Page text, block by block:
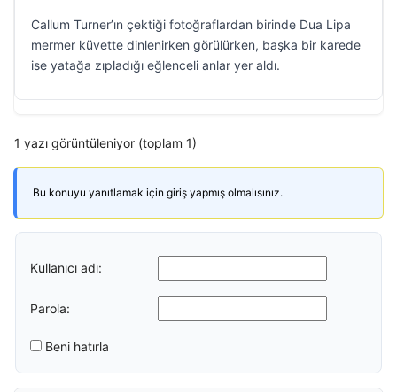
Callum Turner’ın çektiği fotoğraflardan birinde Dua Lipa
mermer küvette dinlenirken görülürken, başka bir karede
ise yatağa zıpladığı eğlenceli anlar yer aldı.
1 yazı görüntüleniyor (toplam 1)
Bu konuyu yanıtlamak için giriş yapmış olmalısınız.
Kullanıcı adı:
Parola:
Beni hatırla